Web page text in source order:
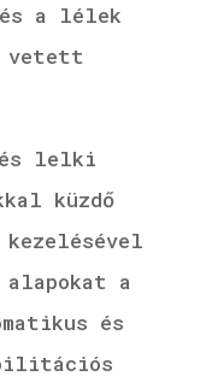
a lélek
vetett
és lelki
küzdő
kezelésével
alapokat a
és